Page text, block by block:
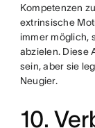
Kompetenzen
extrinsische
immer möglich,
abzielen. Diese
sein, aber sie
Neugier.
10.